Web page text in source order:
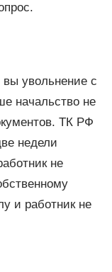
увольнение с
начальство не
ТК РФ
недели
не
и работник не